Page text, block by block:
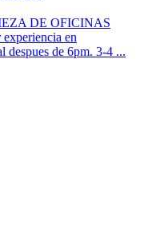
DE OFICINAS
en
despues de 6pm. 3-4 ...